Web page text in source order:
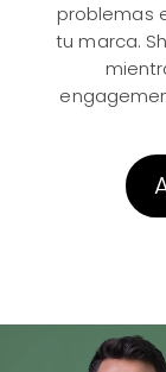
problemas
tu marca.